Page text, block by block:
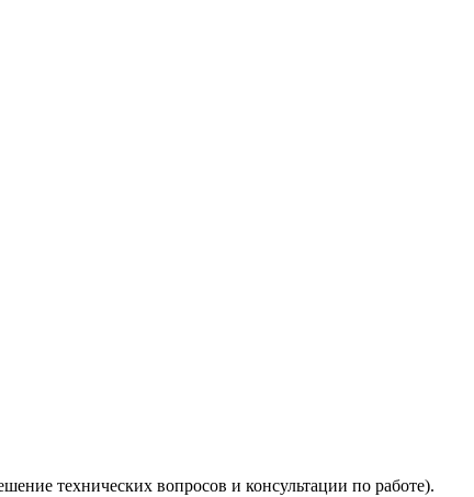
технических вопросов и консультации по работе).